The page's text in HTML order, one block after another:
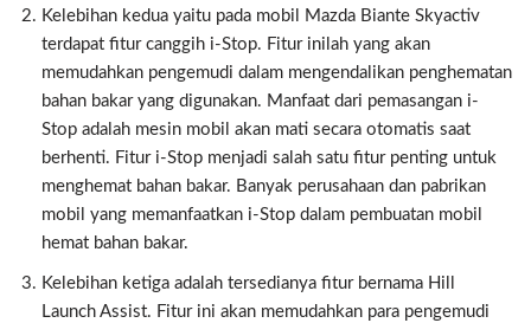
Kelebihan kedua yaitu pada mobil Mazda Biante Skyactiv
terdapat fitur canggih i-Stop. Fitur inilah yang akan
memudahkan pengemudi dalam mengendalikan penghematan
bahan bakar yang digunakan. Manfaat dari pemasangan i-
Stop adalah mesin mobil akan mati secara otomatis saat
berhenti. Fitur i-Stop menjadi salah satu fitur penting untuk
menghemat bahan bakar. Banyak perusahaan dan pabrikan
mobil yang memanfaatkan i-Stop dalam pembuatan mobil
hemat bahan bakar.
Kelebihan ketiga adalah tersedianya fitur bernama Hill
Launch Assist. Fitur ini akan memudahkan para pengemudi